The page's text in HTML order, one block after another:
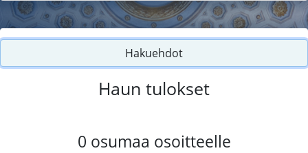
Hakuehdot
Haun tulokset
0 osumaa osoitteelle